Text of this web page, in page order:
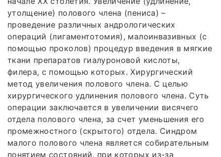
утолщение) полового члена (пениса) –
проведение различных андрологических
операций (лигаментотомия), малоинвазивных (с
помощью проколов) процедур введения в мягкие
ткани препаратов гиалуроновой кислоты,
филера, с помощью которых. Хирургический
метод увеличения полового члена. С целью
хирургического удлинения полового члена. Суть
операции заключается в увеличении висячего
отдела полового члена, за счет уменьшения его
промежностного (скрытого) отдела. Синдром
малого полового члена является собирательным
понятием состояний, при которых из-за